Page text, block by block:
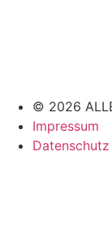
© 2026
Impressum
Datenschutz